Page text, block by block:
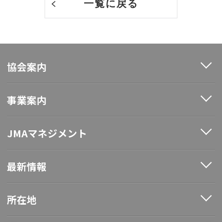
一覧に戻る
協会案内
事業案内
JMAマネジメント
最新情報
所在地